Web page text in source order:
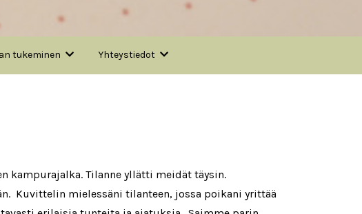
tukeminen Yhteystiedot
kampurajalka. Tilanne yllätti meidät täysin.
Kuvittelin mielessäni tilanteen, jossa poikani yrittää